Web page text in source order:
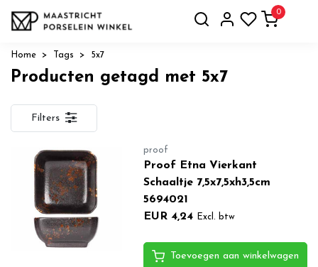
0
Home Tags 5x7
Producten getagd met 5x7
Filters
proof
Proof Etna Vierkant
Schaaltje 7,5x7,5xh3,5cm
5694021
EUR 4,24
Excl. btw
Toevoegen aan winkelwagen